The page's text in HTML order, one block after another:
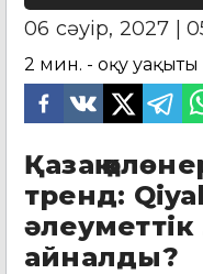
06 сәуір, 2027 |
2 мин. - оқу уақыты
Қазақ
тренд:
айналды?